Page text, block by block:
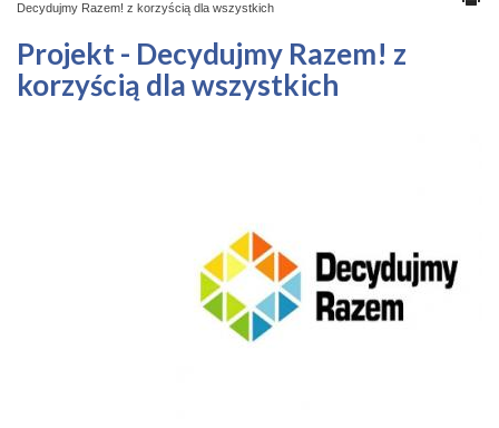
Decydujmy Razem! z korzyścią dla wszystkich
Projekt - Decydujmy Razem! z
korzyścią dla wszystkich